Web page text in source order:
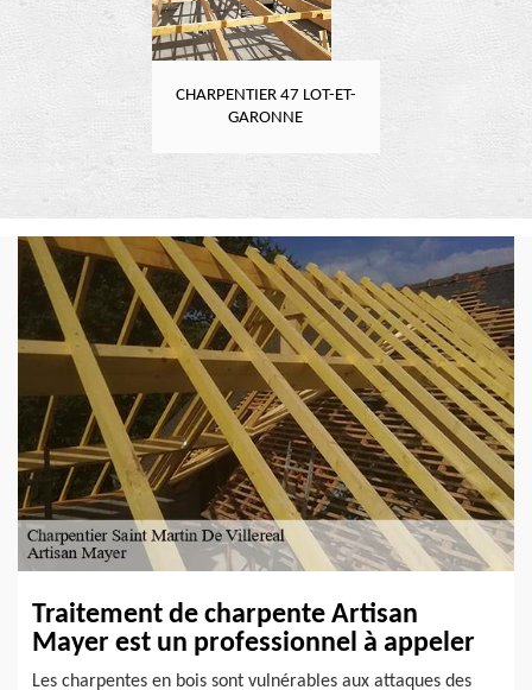
CHARPENTIER 47 LOT-ET-
GARONNE
Traitement de charpente Artisan
Mayer est un professionnel à appeler
Les charpentes en bois sont vulnérables aux attaques des